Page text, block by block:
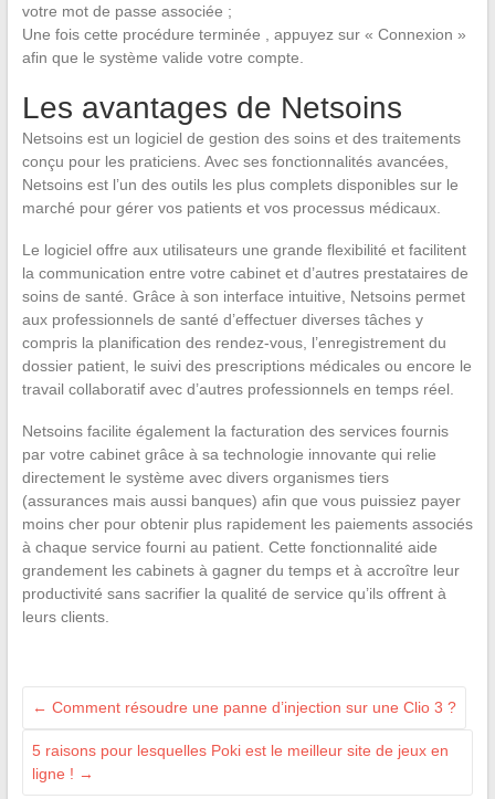
votre mot de passe associée ;
Une fois cette procédure terminée , appuyez sur « Connexion »
afin que le système valide votre compte.
Les avantages de Netsoins
Netsoins est un logiciel de gestion des soins et des traitements
conçu pour les praticiens. Avec ses fonctionnalités avancées,
Netsoins est l’un des outils les plus complets disponibles sur le
marché pour gérer vos patients et vos processus médicaux.
Le logiciel offre aux utilisateurs une grande flexibilité et facilitent
la communication entre votre cabinet et d’autres prestataires de
soins de santé. Grâce à son interface intuitive, Netsoins permet
aux professionnels de santé d’effectuer diverses tâches y
compris la planification des rendez-vous, l’enregistrement du
dossier patient, le suivi des prescriptions médicales ou encore le
travail collaboratif avec d’autres professionnels en temps réel.
Netsoins facilite également la facturation des services fournis
par votre cabinet grâce à sa technologie innovante qui relie
directement le système avec divers organismes tiers
(assurances mais aussi banques) afin que vous puissiez payer
moins cher pour obtenir plus rapidement les paiements associés
à chaque service fourni au patient. Cette fonctionnalité aide
grandement les cabinets à gagner du temps et à accroître leur
productivité sans sacrifier la qualité de service qu’ils offrent à
leurs clients.
← Comment résoudre une panne d’injection sur une Clio 3 ?
5 raisons pour lesquelles Poki est le meilleur site de jeux en
ligne ! →